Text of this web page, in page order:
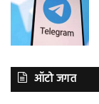
ऑटो जगत